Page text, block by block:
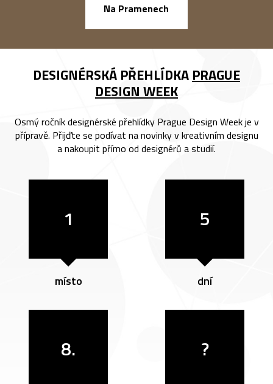
Na Pramenech
DESIGNÉRSKÁ PŘEHLÍDKA PRAGUE
DESIGN WEEK
Osmý ročník designérské přehlídky Prague Design Week je v
přípravě. Přijďte se podívat na novinky v kreativním designu
a nakoupit přímo od designérů a studií.
1
místo
5
dní
8. ?